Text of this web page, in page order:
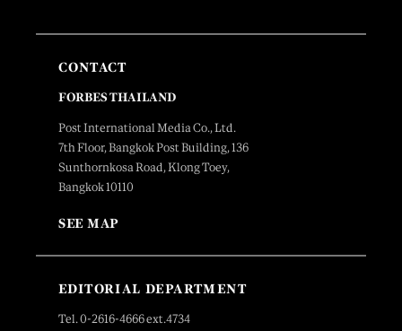
CONTACT
FORBES THAILAND
Post International Media Co., Ltd.
7th Floor, Bangkok Post Building, 136
Sunthornkosa Road, Klong Toey,
Bangkok 10110
SEE MAP
EDITORIAL DEPARTMENT
Tel. 0-2616-4666 ext.4734